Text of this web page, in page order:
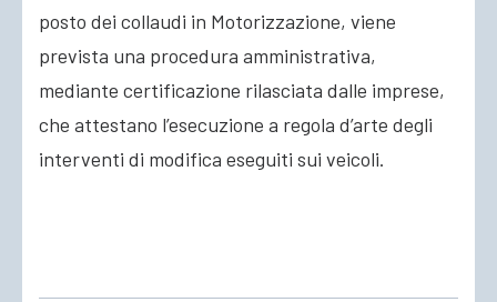
posto dei collaudi in Motorizzazione, viene
prevista una procedura amministrativa,
mediante certificazione rilasciata dalle imprese,
che attestano l’esecuzione a regola d’arte degli
interventi di modifica eseguiti sui veicoli.